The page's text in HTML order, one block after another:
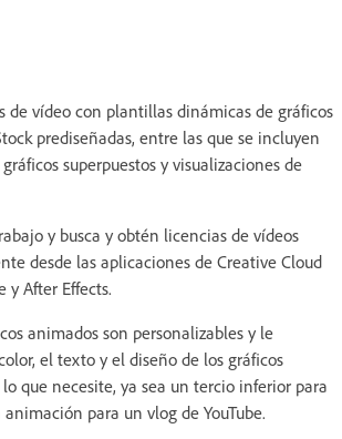
de vídeo con plantillas dinámicas de gráficos
prediseñadas, entre las que se incluyen
superpuestos y visualizaciones de
y busca y obtén licencias de vídeos
desde las aplicaciones de Creative Cloud
y After Effects.
animados son personalizables y le
el texto y el diseño de los gráficos
que necesite, ya sea un tercio inferior para
para un vlog de YouTube.